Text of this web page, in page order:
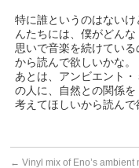
特に誰というのはない
んたちには、僕がどんな
思いで音楽を続けてい
から読んで欲しいかな。
あとは、アンビエント
の人に、自然との関係を
考えてほしいから読んで
← Vinyl mix of Eno’s ambient